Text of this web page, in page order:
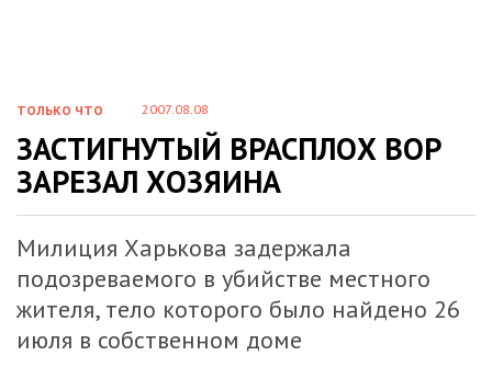
ТОЛЬКО ЧТО 2007.08.08
ЗАСТИГНУТЫЙ ВРАСПЛОХ ВОР
ЗАРЕЗАЛ ХОЗЯИНА
Милиция Харькова задержала
подозреваемого в убийстве местного
жителя, тело которого было найдено 26
июля в собственном доме